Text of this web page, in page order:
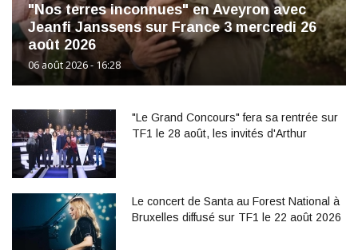
"Nos terres inconnues" en Aveyron avec
Jeanfi Janssens sur France 3 mercredi 26
août 2026
06 août 2026 - 16:28
"Le Grand Concours" fera sa rentrée sur
TF1 le 28 août, les invités d'Arthur
Le concert de Santa au Forest National à
Bruxelles diffusé sur TF1 le 22 août 2026